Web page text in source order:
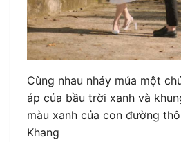
Cùng nhau nhảy múa một
áp của bầu trời xanh và
màu xanh của con đường
Khang